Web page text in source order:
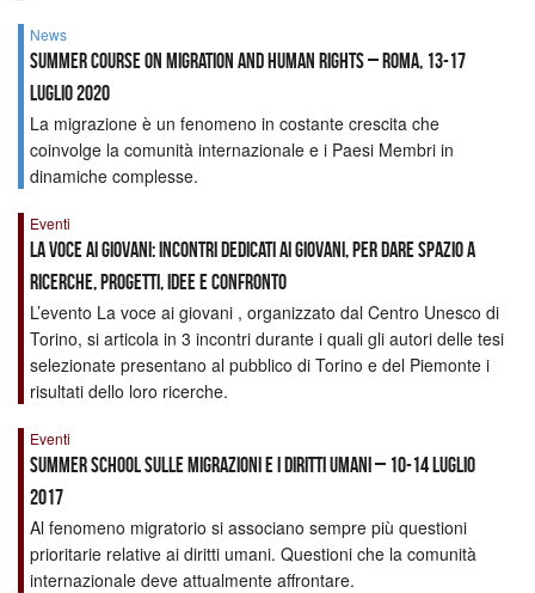
News
Summer Course on Migration and Human Rights – Roma, 13-17
luglio 2020
La migrazione è un fenomeno in costante crescita che
coinvolge la comunità internazionale e i Paesi Membri in
dinamiche complesse.
Eventi
LA VOCE AI GIOVANI: incontri dedicati ai giovani, per dare spazio a
ricerche, progetti, idee e confronto
L’evento La voce ai giovani , organizzato dal Centro Unesco di
Torino, si articola in 3 incontri durante i quali gli autori delle tesi
selezionate presentano al pubblico di Torino e del Piemonte i
risultati dello loro ricerche.
Eventi
Summer School sulle Migrazioni e i Diritti Umani – 10-14 luglio
2017
Al fenomeno migratorio si associano sempre più questioni
prioritarie relative ai diritti umani. Questioni che la comunità
internazionale deve attualmente affrontare.